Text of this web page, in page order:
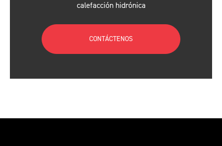
calefacción hidrónica
CONTÁCTENOS